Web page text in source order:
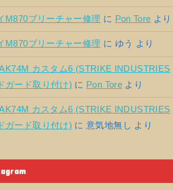
M870ブリーチャー修理 に Pon Tore より
M870ブリーチャー修理 に ゆう より
カスタム6 (STRIKE INDUSTRIES
ガード取り付け) に Pon Tore より
カスタム6 (STRIKE INDUSTRIES
ガード取り付け) に意気地無し より